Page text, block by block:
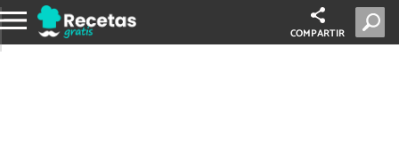
COMPARTIR